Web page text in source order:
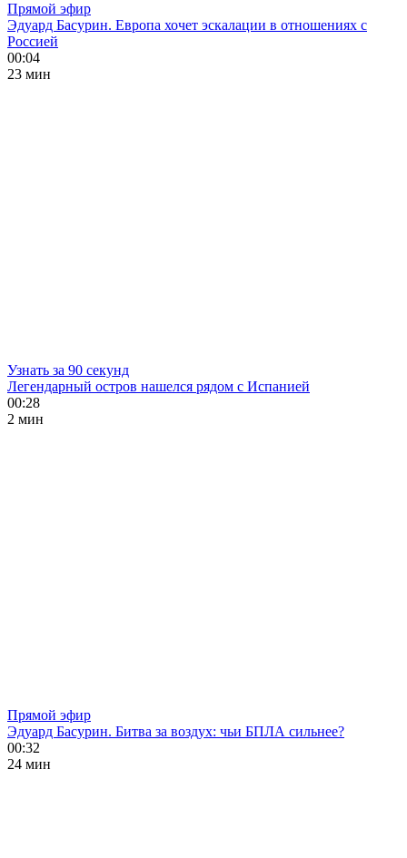
Прямой эфир
Эдуард Басурин. Европа хочет эскалации в отношениях с
Россией
00:04
23 мин
Узнать за 90 секунд
Легендарный остров нашелся рядом с Испанией
00:28
2 мин
Прямой эфир
Эдуард Басурин. Битва за воздух: чьи БПЛА сильнее?
00:32
24 мин